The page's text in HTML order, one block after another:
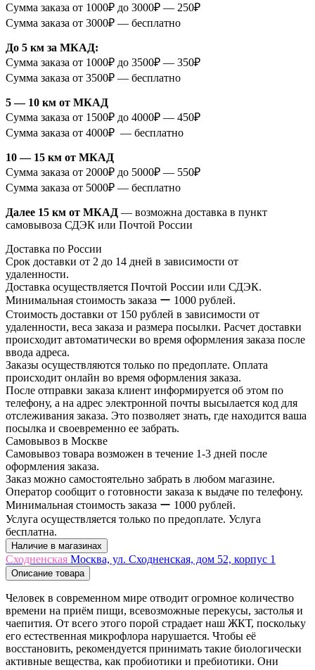
Сумма заказа от 1000₽ до 3000₽ — 250₽
Сумма заказа от 3000₽ — бесплатно
До 5 км за МКАД:
Сумма заказа от 1000₽ до 3500₽ — 350₽
Сумма заказа от 3500₽ — бесплатно
5 — 10 км от МКАД
Сумма заказа от 1500₽ до 4000₽ — 450₽
Сумма заказа от 4000₽ — бесплатно
10 — 15 км от МКАД
Сумма заказа от 2000₽ до 5000₽ — 550₽
Сумма заказа от 5000₽ — бесплатно
Далее 15 км от МКАД — возможна доставка в пункт
самовывоза СДЭК или Почтой России
Доставка по России
Срок доставки от 2 до 14 дней в зависимости от
удаленности.
Доставка осуществляется Почтой России или СДЭК.
Минимальная стоимость заказа ー 1000 рублей.
Стоимость доставки от 150 рублей в зависимости от
удаленности, веса заказа и размера посылки. Расчет доставки
происходит автоматически во время оформления заказа после
ввода адреса.
Заказы осуществляются только по предоплате. Оплата
происходит онлайн во время оформления заказа.
После отправки заказа клиент информируется об этом по
телефону, а на адрес электронной почты высылается код для
отслеживания заказа. Это позволяет знать, где находится ваша
посылка и своевременно ее забрать.
Самовывоз в Москве
Самовывоз товара возможен в течение 1-3 дней после
оформления заказа.
Заказ можно самостоятельно забрать в любом магазине.
Оператор сообщит о готовности заказа к выдаче по телефону.
Минимальная стоимость заказа ー 1000 рублей.
Услуга осуществляется только по предоплате. Услуга
бесплатна.
Наличие в магазинах
Сходненская Москва, ул. Сходненская, дом 52, корпус 1
Описание товара
Человек в современном мире отводит огромное количество
времени на приём пищи, всевозможные перекусы, застолья и
чаепития. От всего этого порой страдает наш ЖКТ, поскольку
его естественная микрофлора нарушается. Чтобы её
восстановить, рекомендуется принимать такие биологически
активные вещества, как пробиотики и пребиотики. Они